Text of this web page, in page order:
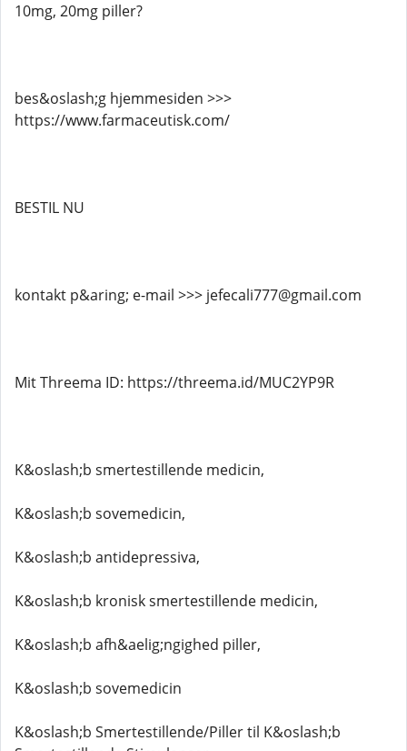
10mg, 20mg piller?
bes&oslash;g hjemmesiden >>>
https://www.farmaceutisk.com/
BESTIL NU
kontakt p&aring; e-mail >>> jefecali777@gmail.com
Mit Threema ID: https://threema.id/MUC2YP9R
K&oslash;b smertestillende medicin,
K&oslash;b sovemedicin,
K&oslash;b antidepressiva,
K&oslash;b kronisk smertestillende medicin,
K&oslash;b afh&aelig;ngighed piller,
K&oslash;b sovemedicin
K&oslash;b Smertestillende/Piller til K&oslash;b